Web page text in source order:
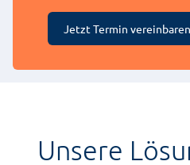
Jetzt Termin vereinbaren
Unsere